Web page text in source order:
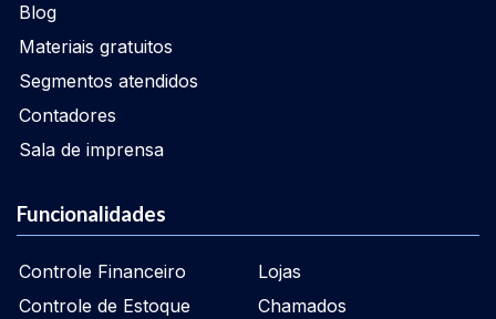
Blog
Materiais gratuitos
Segmentos atendidos
Contadores
Sala de imprensa
Funcionalidades
Controle Financeiro
Controle de Estoque
Lojas
Chamados